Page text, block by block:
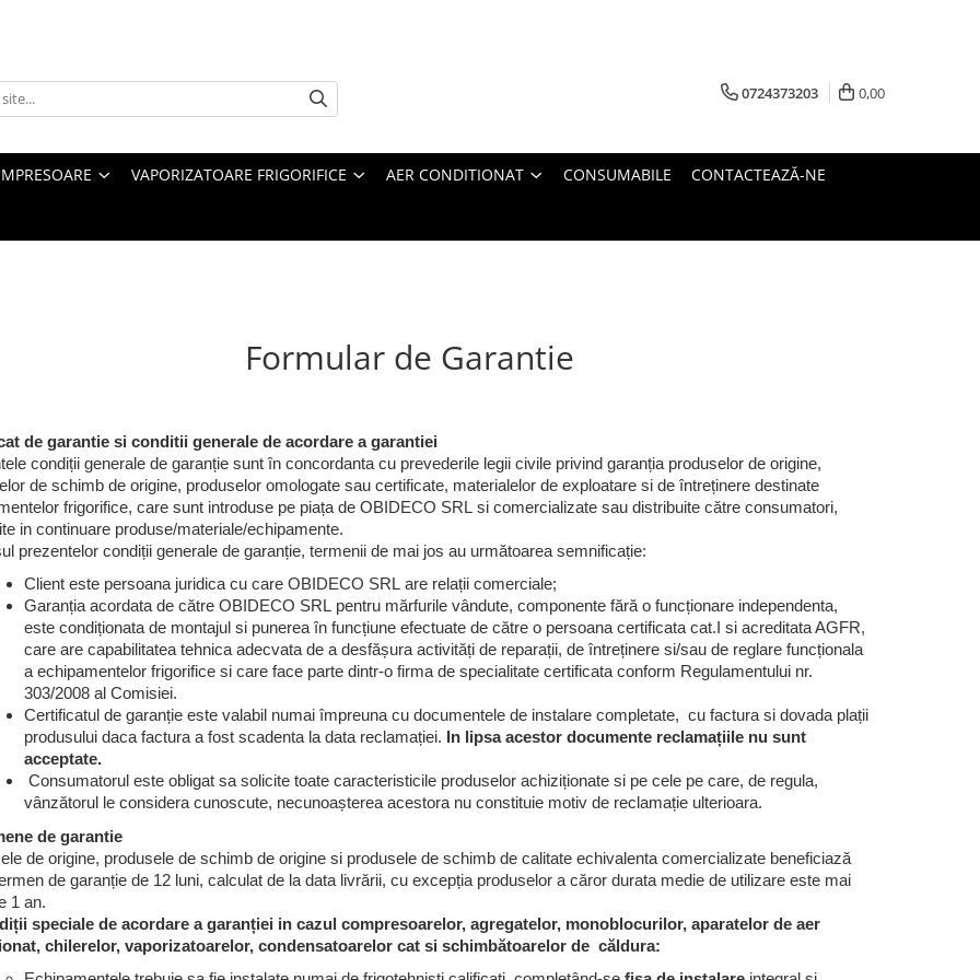
0724373203 0,00
VAPORIZATOARE FRIGORIFICE AER CONDITIONAT CONSUMABILE CONTACTEAZĂ-NE
Formular de Garantie
de garantie si conditii generale de acordare a garantiei
condiții generale de garanție sunt în concordanta cu prevederile legii civile privind garanția produselor de origine,
de schimb de origine, produselor omologate sau certificate, materialelor de exploatare si de întreținere destinate
frigorifice, care sunt introduse pe piața de OBIDECO SRL si comercializate sau distribuite către consumatori,
in continuare produse/materiale/echipamente.
prezentelor condiții generale de garanție, termenii de mai jos au următoarea semnificație:
Client este persoana juridica cu care OBIDECO SRL are relații comerciale;
Garanția acordata de către OBIDECO SRL pentru mărfurile vândute, componente fără o funcționare independenta,
este condiționata de montajul si punerea în funcțiune efectuate de către o persoana certificata cat.I si acreditata AGFR,
care are capabilitatea tehnica adecvata de a desfășura activități de reparații, de întreținere si/sau de reglare funcționala
a echipamentelor frigorifice si care face parte dintr-o firma de specialitate certificata conform Regulamentului nr.
303/2008 al Comisiei.
Certificatul de garanție este valabil numai împreuna cu documentele de instalare completate, cu factura si dovada plații
produsului daca factura a fost scadenta la data reclamației. In lipsa acestor documente reclamațiile nu sunt
acceptate.
Consumatorul este obligat sa solicite toate caracteristicile produselor achiziționate si pe cele pe care, de regula,
vânzătorul le considera cunoscute, necunoașterea acestora nu constituie motiv de reclamație ulterioara.
de garantie
de origine, produsele de schimb de origine si produsele de schimb de calitate echivalenta comercializate beneficiază
de garanție de 12 luni, calculat de la data livrării, cu excepția produselor a căror durata medie de utilizare este mai
1 an.
speciale de acordare a garanției in cazul compresoarelor, agregatelor, monoblocurilor, aparatelor de aer
chilerelor, vaporizatoarelor, condensatoarelor cat si schimbătoarelor de căldura: